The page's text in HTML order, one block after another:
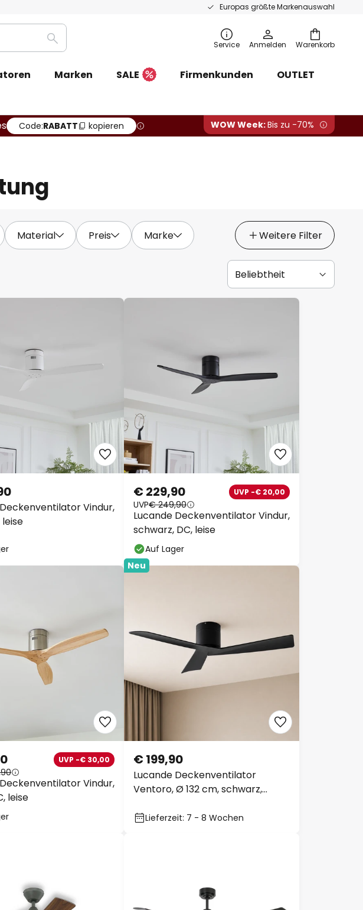
Europas größte Markenauswahl
Warenkorb
Suche Service Anmelden
Marken SALE Firmenkunden
OUTLET
Code:RABATT kopieren WOW Week:Bis zu -70%
Material Preis Marke Weitere Filter
Vindur,
leise
Lucande Deckenventilator Vindur,
schwarz, DC, leise
€ 229,90 UVP -€ 20,00
UVP€ 249,90
Auf Lager
Vindur,
leise
UVP -€ 30,00
Neu
Lucande Deckenventilator
Ventoro, Ø 132 cm, schwarz,
€ 199,90
Lieferzeit: 7 - 8 Wochen